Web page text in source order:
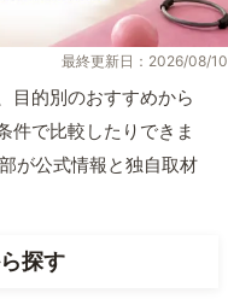
最終更新日：2026/08/10
目的別のおすすめから
件で比較したりできま
が公式情報と独自取材
探す